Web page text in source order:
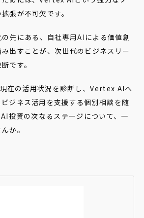
張が不可欠です。
先にある、自社専用AIによる価値創
出すことが、次世代のビジネスリー
です。
在の活用状況を診断し、Vertex AIへ
ジネス活用を支援する個別相談を随
投資の次なるステージについて、一
か。